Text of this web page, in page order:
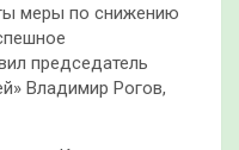
меры по снижению
председатель
Владимир Рогов,